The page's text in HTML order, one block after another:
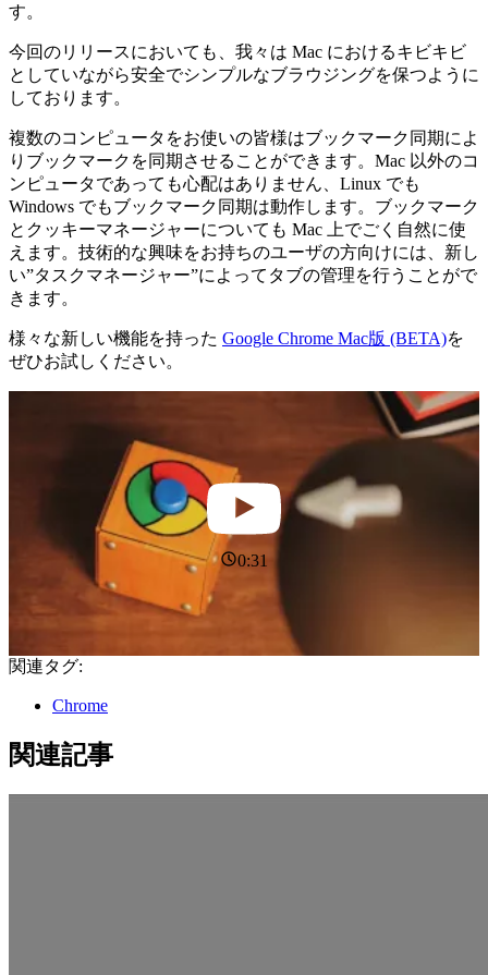
す。
今回のリリースにおいても、我々は Mac におけるキビキビ
としていながら安全でシンプルなブラウジングを保つように
しております。
複数のコンピュータをお使いの皆様はブックマーク同期によ
りブックマークを同期させることができます。Mac 以外のコ
ンピュータであっても心配はありません、Linux でも
Windows でもブックマーク同期は動作します。ブックマーク
とクッキーマネージャーについても Mac 上でごく自然に使
えます。技術的な興味をお持ちのユーザの方向けには、新し
い”タスクマネージャー”によってタブの管理を行うことがで
きます。
様々な新しい機能を持った Google Chrome Mac版 (BETA)を
ぜひお試しください。
0:31
関連タグ:
Chrome
関連記事